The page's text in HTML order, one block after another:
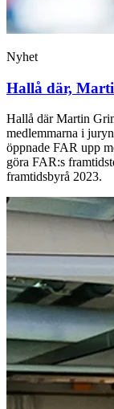
Nyhet
Hallå där,
Hallå där Martin
medlemmarna i
öppnade FAR upp
göra FAR:s
framtidsbyrå 2023.